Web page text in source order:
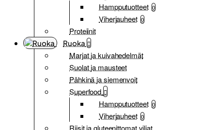
Hampputuotteet 0
Viherjauheet 0
Proteiinit
Ruoka
Marjat ja kuivahedelmät
Suolat ja mausteet
Pähkinä ja siemenvoit
Superfood
Hampputuotteet 0
Viherjauheet 0
Riisit ja gluteenittomat viljat